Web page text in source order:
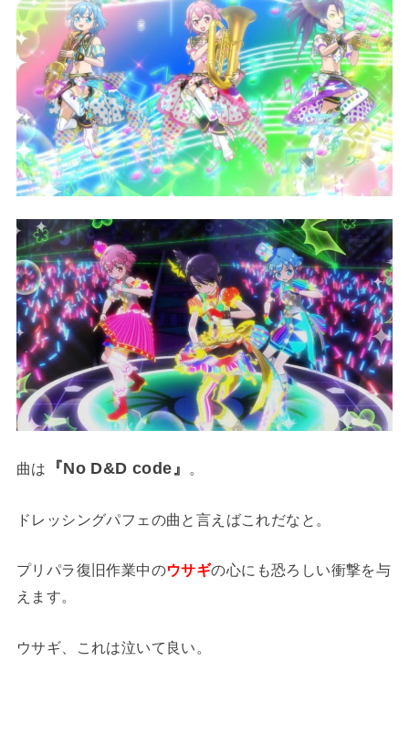
曲は 『No D&D code』
ドレッシングパフェの曲と言えばこれだなと。
プリパラ復旧作業中のウサギの心にも恐ろしい衝撃を与
えます。
ウサギ、これは泣いて良い。